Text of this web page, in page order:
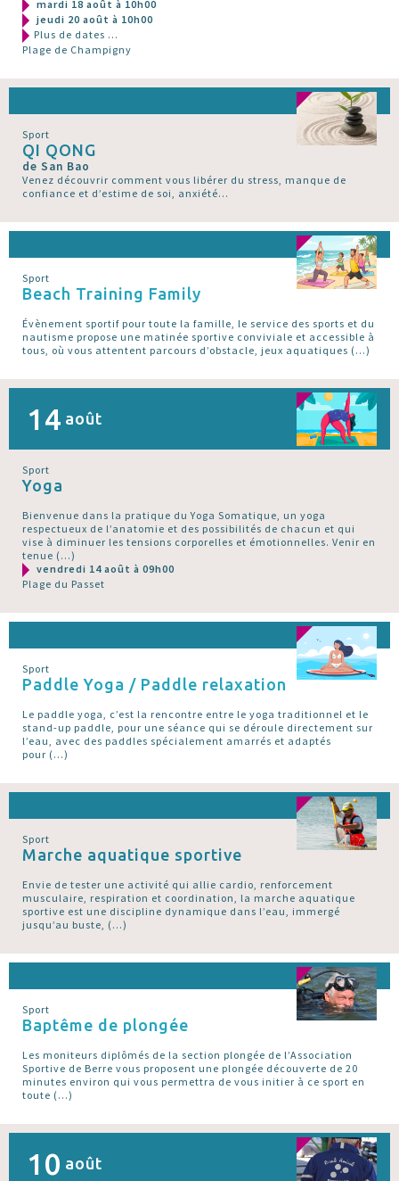
mardi 18 août à 10h00
jeudi 20 août à 10h00
Plus de dates ...
Plage de Champigny
Sport
QI QONG
de San Bao
Venez découvrir comment vous libérer du stress, manque de
confiance et d’estime de soi, anxiété...
Sport
Beach Training Family
Évènement sportif pour toute la famille, le service des sports et du
nautisme propose une matinée sportive conviviale et accessible à
tous, où vous attentent parcours d’obstacle, jeux aquatiques (…)
14 août
Sport
Yoga
Bienvenue dans la pratique du Yoga Somatique, un yoga
respectueux de l’anatomie et des possibilités de chacun et qui
vise à diminuer les tensions corporelles et émotionnelles. Venir en
tenue (…)
vendredi 14 août à 09h00
Plage du Passet
Sport
Paddle Yoga / Paddle relaxation
Le paddle yoga, c’est la rencontre entre le yoga traditionnel et le
stand-up paddle, pour une séance qui se déroule directement sur
l’eau, avec des paddles spécialement amarrés et adaptés
pour (…)
Sport
Marche aquatique sportive
Envie de tester une activité qui allie cardio, renforcement
musculaire, respiration et coordination, la marche aquatique
sportive est une discipline dynamique dans l’eau, immergé
jusqu’au buste, (…)
Sport
Baptême de plongée
Les moniteurs diplômés de la section plongée de l’Association
Sportive de Berre vous proposent une plongée découverte de 20
minutes environ qui vous permettra de vous initier à ce sport en
toute (…)
10 août